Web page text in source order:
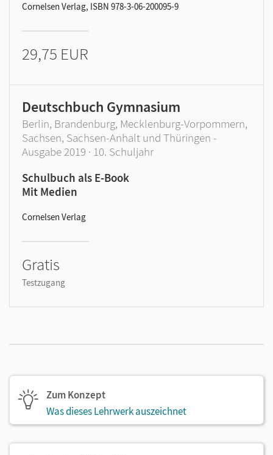
Cornelsen Verlag, ISBN 978-3-06-200095-9
29,75 EUR
Deutschbuch Gymnasium
Berlin, Brandenburg, Mecklenburg-Vorpommern,
Sachsen, Sachsen-Anhalt und Thüringen -
Ausgabe 2019 · 10. Schuljahr
Schulbuch als E-Book
Mit Medien
Cornelsen Verlag
Gratis
Testzugang
Zum Konzept
Was dieses Lehrwerk auszeichnet